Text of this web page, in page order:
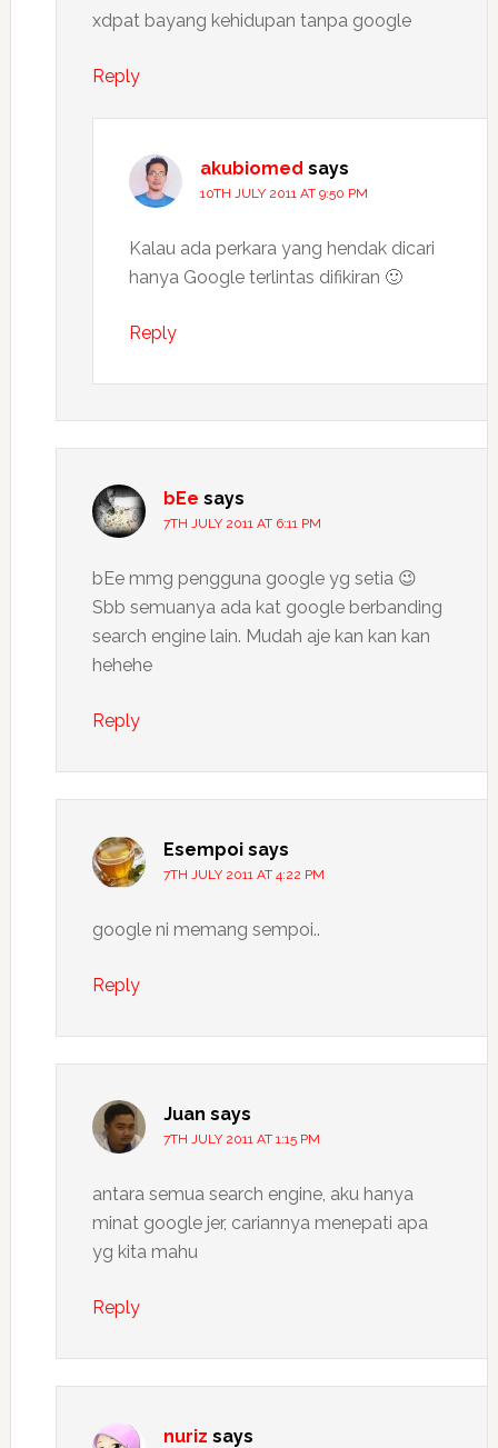
xdpat bayang kehidupan tanpa google
Reply
akubiomed says
10TH JULY 2011 AT 9:50 PM
Kalau ada perkara yang hendak dicari
hanya Google terlintas difikiran 🙂
Reply
bEe says
7TH JULY 2011 AT 6:11 PM
bEe mmg pengguna google yg setia 😉
Sbb semuanya ada kat google berbanding
search engine lain. Mudah aje kan kan kan
hehehe
Reply
Esempoi says
7TH JULY 2011 AT 4:22 PM
google ni memang sempoi..
Reply
Juan says
7TH JULY 2011 AT 1:15 PM
antara semua search engine, aku hanya
minat google jer, cariannya menepati apa
yg kita mahu
Reply
nuriz says